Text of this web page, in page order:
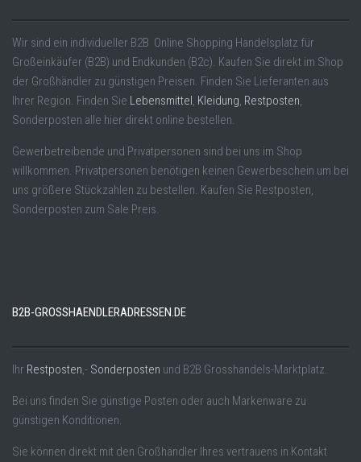
Wir sind ein individueller B2B Online Shopping Handelsplatz für
Großeinkäufer (B2B) und Endkunden (B2c). Kaufen Sie direkt im Shop
der Großhändler zu günstigen Preisen. Finden Sie Lieferanten aus
Ihrer Region. Finden Sie Lebensmittel Kleidung Restposten
Sonderposten alle hier direkt online bestellen.
Gewerbetreibende und Privatpersonen sind bei uns im Shop
willkommen. Privatpersonen benötigen keinen Gewerbeschein um bei
uns größere Stückzahlen zu bestellen. Kaufen Sie Restposten,
Sonderposten zum Sale Preis.
B2B-GROSSHAENDLERADRESSEN.DE
Ihr Restposten ,- Sonderposten und B2B Grosshandels-Marktplatz.
Bei uns finden Sie günstige Posten oder auch Markenware zu
günstigen Konditionen.
Sie können direkt mit den Großhändler Ihres vertrauens in Kontakt